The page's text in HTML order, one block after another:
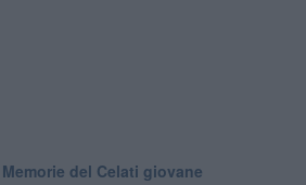
del Celati giovane